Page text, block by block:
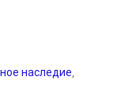
наследие